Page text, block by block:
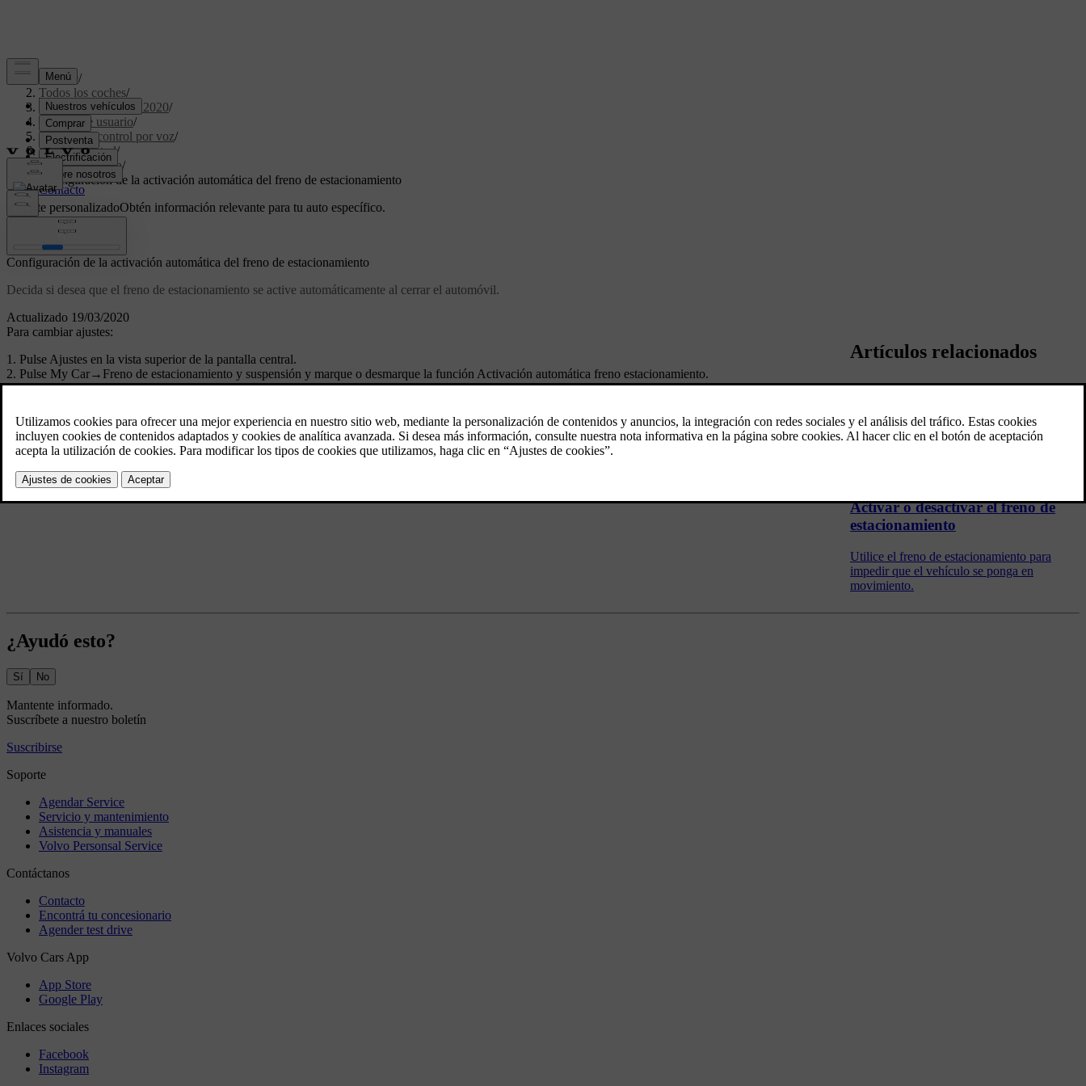
Soporte/
Todos los coches/
XC60 Twin Engine 2020/
Manual de usuario/
Pantallas y control por voz/
Pantalla central/
Configuración/
Configuración de la activación automática del freno de estacionamiento
Soporte personalizadoObtén información relevante para tu auto específico.
Iniciar sesión
Actualizado 19/03/2020
Configuración de la activación automática del freno de estacionamiento
Decida si desea que el freno de estacionamiento se active automáticamente al cerrar el automóvil.
Para cambiar ajustes:
Pulse Ajustes en la vista superior de la pantalla central.
Pulse My Car→ Freno de estacionamiento y suspensión y marque o desmarque la función Activación automática freno estacionamiento.
Artículos relacionados
El freno de estacionamiento impide que el
Activar o desactivar el freno de
estacionamiento
Utilice el freno de estacionamiento para
impedir que el vehículo se ponga en
movimiento.
¿Ayudó esto?
Sí No